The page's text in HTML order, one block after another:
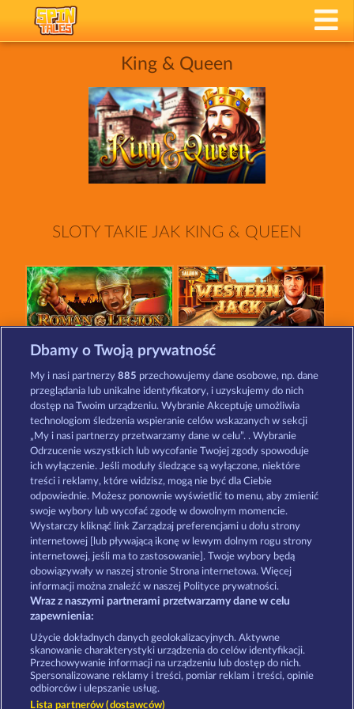
King & Queen
SLOTY TAKIE JAK KING & QUEEN
Roman Legion Xtreme
Super Piggy Coins Fort Brave
Zasady i warunki Polityka prywatności
Nota prawna Firma FAQ
Program partnerski Facebook
Prześlij wniosek o wypłatę
Dbamy o Twoją prywatność
My i nasi partnerzy885 przechowujemy dane osobowe, np. dane
przeglądania lub unikalne identyfikatory, i uzyskujemy do nich
dostęp na Twoim urządzeniu. Wybranie Akceptuję umożliwia
technologiom śledzenia wspieranie celów wskazanych w sekcji
„My i nasi partnerzy przetwarzamy dane w celu”. . Wybranie
Odrzucenie wszystkich lub wycofanie Twojej zgody spowoduje
ich wyłączenie. Jeśli moduły śledzące są wyłączone, niektóre
treści i reklamy, które widzisz, mogą nie być dla Ciebie
odpowiednie. Możesz ponownie wyświetlić to menu, aby zmienić
swoje wybory lub wycofać zgodę w dowolnym momencie.
Wystarczy kliknąć link Zarządzaj preferencjami u dołu strony
internetowej [lub pływającą ikonę w lewym dolnym rogu strony
internetowej, jeśli ma to zastosowanie]. Twoje wybory będą
obowiązywały w naszej stronie Strona internetowa. Więcej
informacji można znaleźć w naszej Polityce prywatności.
Wraz z naszymi partnerami przetwarzamy dane w celu
zapewnienia:
Użycie dokładnych danych geolokalizacyjnych. Aktywne
skanowanie charakterystyki urządzenia do celów identyfikacji.
Przechowywanie informacji na urządzeniu lub dostęp do nich.
Spersonalizowane reklamy i treści, pomiar reklam i treści, opinie
odbiorców i ulepszanie usług.
Lista partnerów (dostawców)